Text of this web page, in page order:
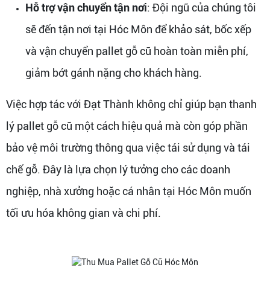
Hỗ trợ vận chuyển tận nơi: Đội ngũ của chúng tôi
sẽ đến tận nơi tại Hóc Môn để khảo sát, bốc xếp
và vận chuyển pallet gỗ cũ hoàn toàn miễn phí,
giảm bớt gánh nặng cho khách hàng.
Việc hợp tác với Đạt Thành không chỉ giúp bạn thanh
lý pallet gỗ cũ một cách hiệu quả mà còn góp phần
bảo vệ môi trường thông qua việc tái sử dụng và tái
chế gỗ. Đây là lựa chọn lý tưởng cho các doanh
nghiệp, nhà xưởng hoặc cá nhân tại Hóc Môn muốn
tối ưu hóa không gian và chi phí.